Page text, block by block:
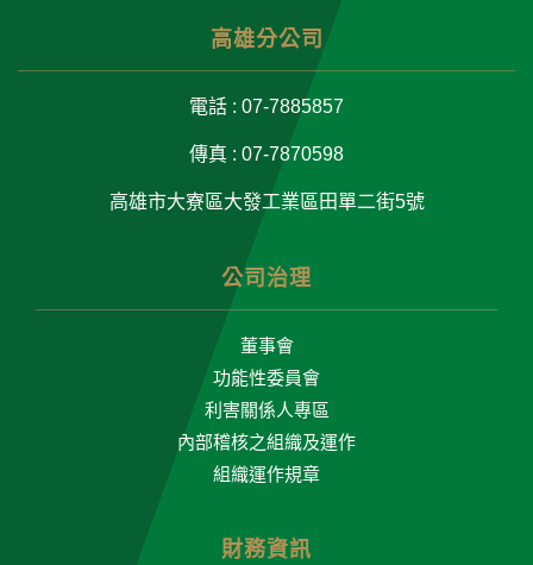
高雄分公司
電話 : 07-7885857
傳真 : 07-7870598
高雄市大寮區大發工業區田單二街5號
公司治理
董事會
功能性委員會
利害關係人專區
內部稽核之組織及運作
組織運作規章
財務資訊